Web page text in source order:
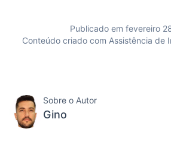
Publicado em fevereiro
Conteúdo criado com Assistência de
Sobre o Autor
Gino